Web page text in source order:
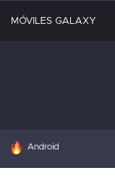
MÓVILES GALAXY
HOY SE HABLA DE
Android